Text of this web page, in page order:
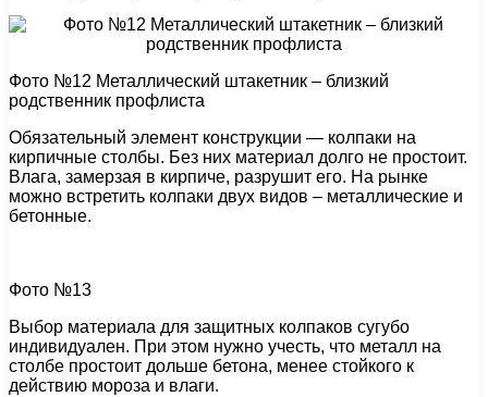
Фото №12 Металлический штакетник – близкий
родственник профлиста
Обязательный элемент конструкции — колпаки на
кирпичные столбы. Без них материал долго не простоит.
Влага, замерзая в кирпиче, разрушит его. На рынке
можно встретить колпаки двух видов – металлические и
бетонные.
Фото №13
Выбор материала для защитных колпаков сугубо
индивидуален. При этом нужно учесть, что металл на
столбе простоит дольше бетона, менее стойкого к
действию мороза и влаги.